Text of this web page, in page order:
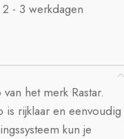
- 3 werkdagen
het merk Rastar.
is rijklaar en eenvoudig
kun je